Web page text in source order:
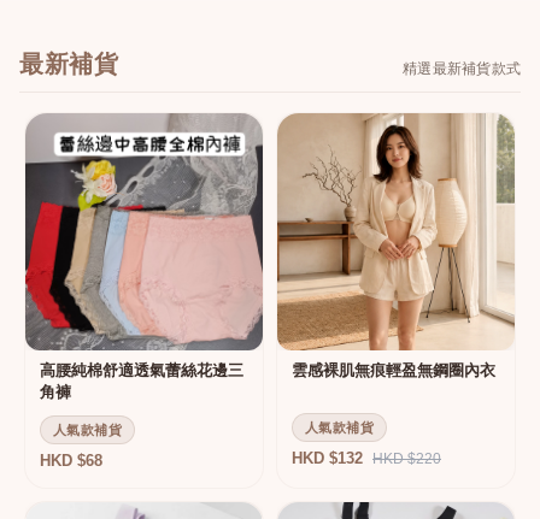
最新補貨 精選最新補貨款式
高腰純棉舒適透氣蕾絲花邊三
角褲
人氣款補貨
HKD $68
雲感裸肌無痕輕盈無鋼圈內衣
人氣款補貨
HKD $132 HKD $220